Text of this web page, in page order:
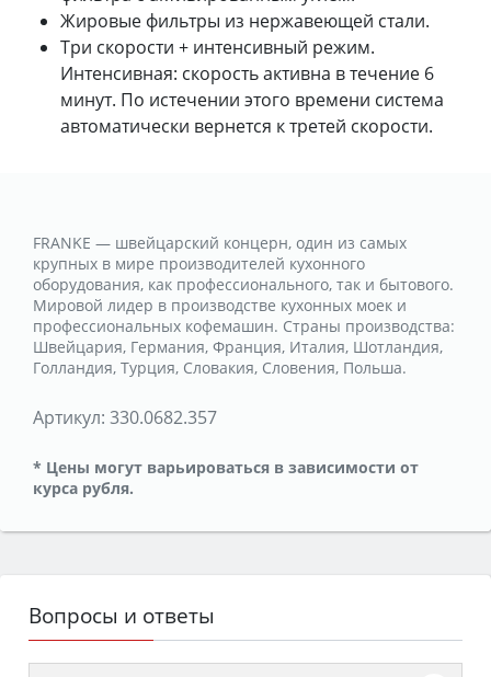
Жировые фильтры из нержавеющей стали.
Три скорости + интенсивный режим.
Интенсивная: скорость активна в течение 6
минут. По истечении этого времени система
автоматически вернется к третей скорости.
FRANKE — швейцарский концерн, один из самых
крупных в мире производителей кухонного
оборудования, как профессионального, так и бытового.
Мировой лидер в производстве кухонных моек и
профессиональных кофемашин. Страны производства:
Швейцария, Германия, Франция, Италия, Шотландия,
Голландия, Турция, Словакия, Словения, Польша.
Артикул: 330.0682.357
* Цены могут варьироваться в зависимости от
курса рубля.
Вопросы и ответы